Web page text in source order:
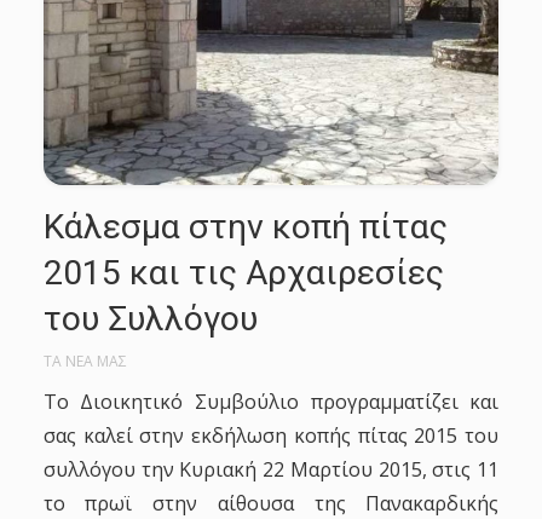
Κάλεσμα στην κοπή πίτας
2015 και τις Αρχαιρεσίες
του Συλλόγου
ΤΑ ΝΕΑ ΜΑΣ
Το Διοικητικό Συμβούλιο προγραμματίζει και
σας καλεί στην εκδήλωση κοπής πίτας 2015 του
συλλόγου την Κυριακή 22 Μαρτίου 2015, στις 11
το πρωϊ στην αίθουσα της Πανακαρδικής